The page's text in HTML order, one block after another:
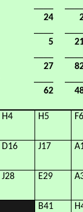
24
5
27
62
H4 H5 F6
D16 J17
J28 E29
B41